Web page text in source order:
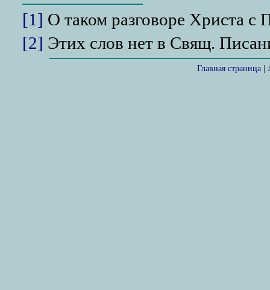
[1] О таком разговоре Христа
[2] Этих слов нет в Свящ.
Главная страница|